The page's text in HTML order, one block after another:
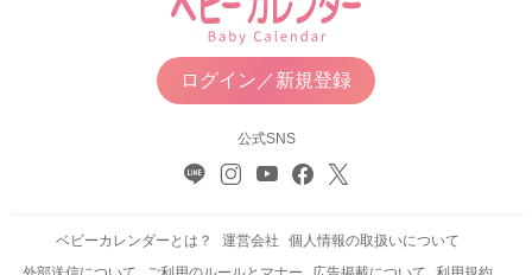
ログイン／新規登録
公式SNS
ベビーカレンダーとは？ 運営会社
個人情報の取扱いについて